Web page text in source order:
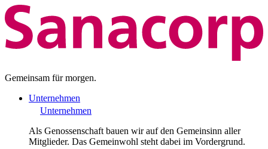
Gemeinsam für morgen.
Unternehmen
Unternehmen
Als Genossenschaft bauen wir auf den Gemeinsinn aller
Mitglieder. Das Gemeinwohl steht dabei im Vordergrund.